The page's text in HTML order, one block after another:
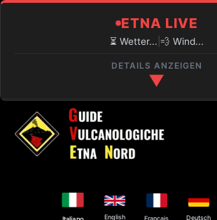
ETNA LIVE
⏳ Wetter... 💨 Wind...
DETAILS ANZEIGEN
▼
🔍 AKTUELLE LAGE
⏳ PIANO PROVENZANA (1800M)
VULKANAKTIVITÄT
English Français Deutsch